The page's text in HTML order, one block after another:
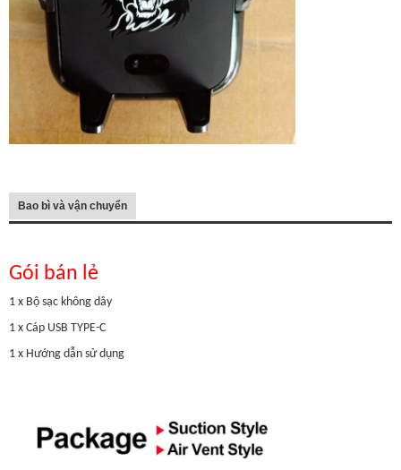
Bao bì và vận chuyển
Gói bán lẻ
1 x Bộ sạc không dây
1 x Cáp USB TYPE-C
1 x Hướng dẫn sử dụng